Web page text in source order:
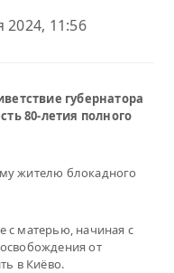
2024, 11:56
губернатора
80-летия полного
жителю блокадного
с матерью, начиная с
от
в Киёво.